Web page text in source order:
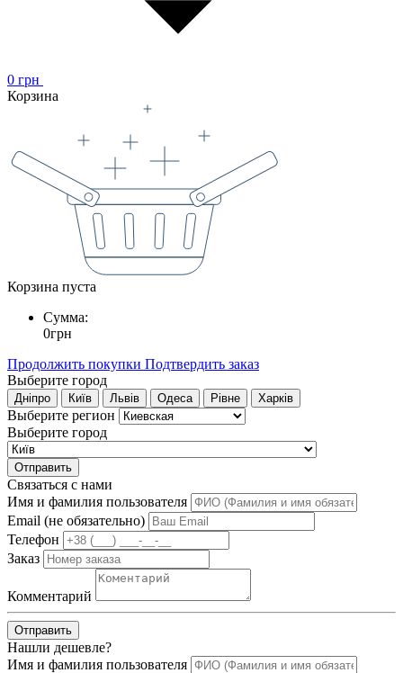
0 грн
Корзина
Корзина пуста
Сумма:
0грн
Продолжить покупки Подтвердить заказ
Выберите город
Дніпро Київ Львів Одеса Рівне Харків
Выберите регион
Выберите город
Отправить
Связаться с нами
Имя и фамилия пользователя
Email (не обязательно)
Телефон
Заказ
Комментарий
Отправить
Нашли дешевле?
Имя и фамилия пользователя